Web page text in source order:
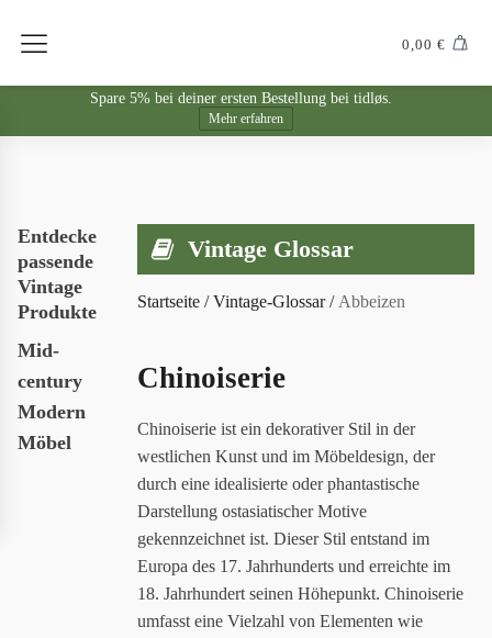
0,00 €
Spare 5% bei deiner ersten Bestellung bei tidløs.
Mehr erfahren
Entdecke
passende
Vintage
Produkte
Mid-
century
Modern
Möbel
Vintage Glossar
Startseite /Vintage-Glossar/ Abbeizen
Chinoiserie
Chinoiserie ist ein dekorativer Stil in der
westlichen Kunst und im Möbeldesign, der
durch eine idealisierte oder phantastische
Darstellung ostasiatischer Motive
gekennzeichnet ist. Dieser Stil entstand im
Europa des 17. Jahrhunderts und erreichte im
18. Jahrhundert seinen Höhepunkt. Chinoiserie
umfasst eine Vielzahl von Elementen wie